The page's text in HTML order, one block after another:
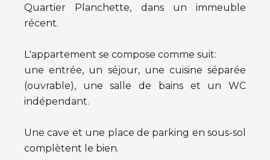
Quartier Planchette, dans un immeuble
récent.
L'appartement se compose comme suit:
une entrée, un séjour, une cuisine séparée
(ouvrable), une salle de bains et un WC
indépendant.
Une cave et une place de parking en sous-sol
complètent le bien.